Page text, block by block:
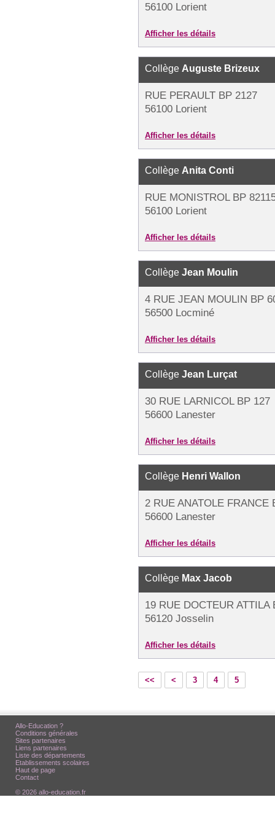
56100 Lorient
Afficher les détails
Collège Auguste Brizeux
RUE PERAULT BP 2127
56100 Lorient
Afficher les détails
Collège Anita Conti
RUE MONISTROL BP
56100 Lorient
Afficher les détails
Collège Jean Moulin
4 RUE JEAN MOULIN BP
56500 Locminé
Afficher les détails
Collège Jean Lurçat
30 RUE LARNICOL BP 127
56600 Lanester
Afficher les détails
Collège Henri Wallon
2 RUE ANATOLE FRANCE
56600 Lanester
Afficher les détails
Collège Max Jacob
19 RUE DOCTEUR ATTILA
56120 Josselin
Afficher les détails
<< < 3 4 5
Allo-Education ?
Conditions générales
Sites partenaires
Liens partenaires
Liste des départements
Etablissements scolaires
Haut de page
Contact
© 2026 allo-education.fr